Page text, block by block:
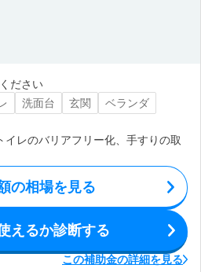
ださい
洗面台 玄関
ベランダ
レのバリアフリー化、手すりの取
の相場を見る
えるか診断する
この補助金の詳細を見る